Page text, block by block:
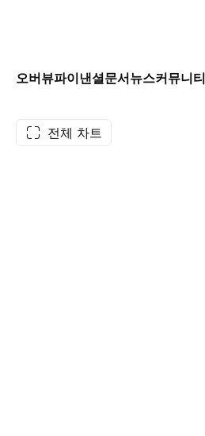
오버뷰파이낸셜문서뉴스커뮤니티
전체 차트